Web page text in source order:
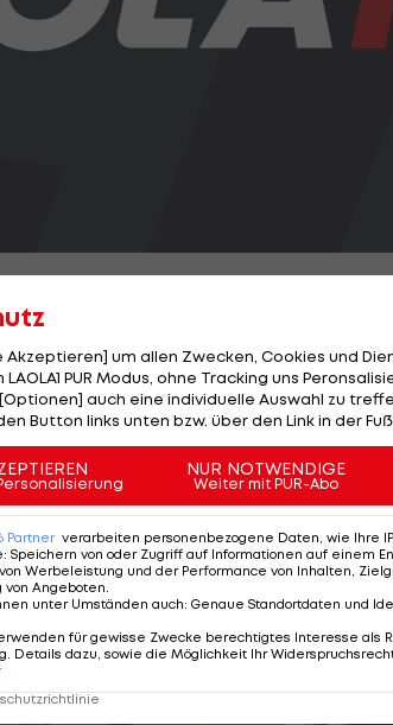
Franchise-Besitzern einen ersten
Vorstand Donald Fehr seien die
jedoch müssten im
werden. "Unser Vorschlag würde
zuletzt trotz Rekordeinnahmen (3,3
Akzeptieren] um allen Zwecken, Cookies und
PUR Modus, ohne Tracking uns
auch eine individuelle Auswahl zu
Button links unten bzw. über den Link in der
NUR NOTWENDIGE
Weiter mit PUR-Abo
Partner verarbeiten personenbezogene Daten, wie Ihre
: Speichern von oder Zugriff auf Informationen auf einem
Werbeleistung und der Performance von Inhalten,
von Angeboten
unter Umständen auch: Genaue Standortdaten und
für gewisse Zwecke berechtigtes Interesse als
Details dazu, sowie die Möglichkeit Ihr